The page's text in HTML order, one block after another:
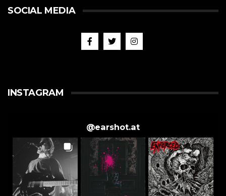
SOCIAL MEDIA
INSTAGRAM
@earshot.at